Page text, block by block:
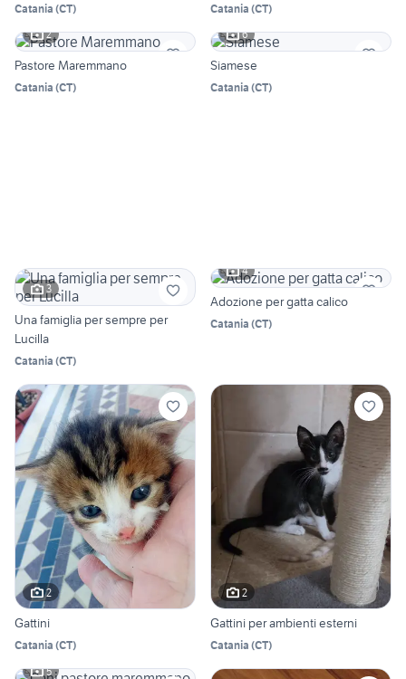
Catania (CT) Catania (CT)
2
Pastore Maremmano
Catania (CT)
6
Siamese
Catania (CT)
3
Una famiglia per sempre per
Lucilla
Catania (CT)
4
Adozione per gatta calico
Catania (CT)
2
Gattini
Catania (CT)
2
Gattini per ambienti esterni
Catania (CT)
5